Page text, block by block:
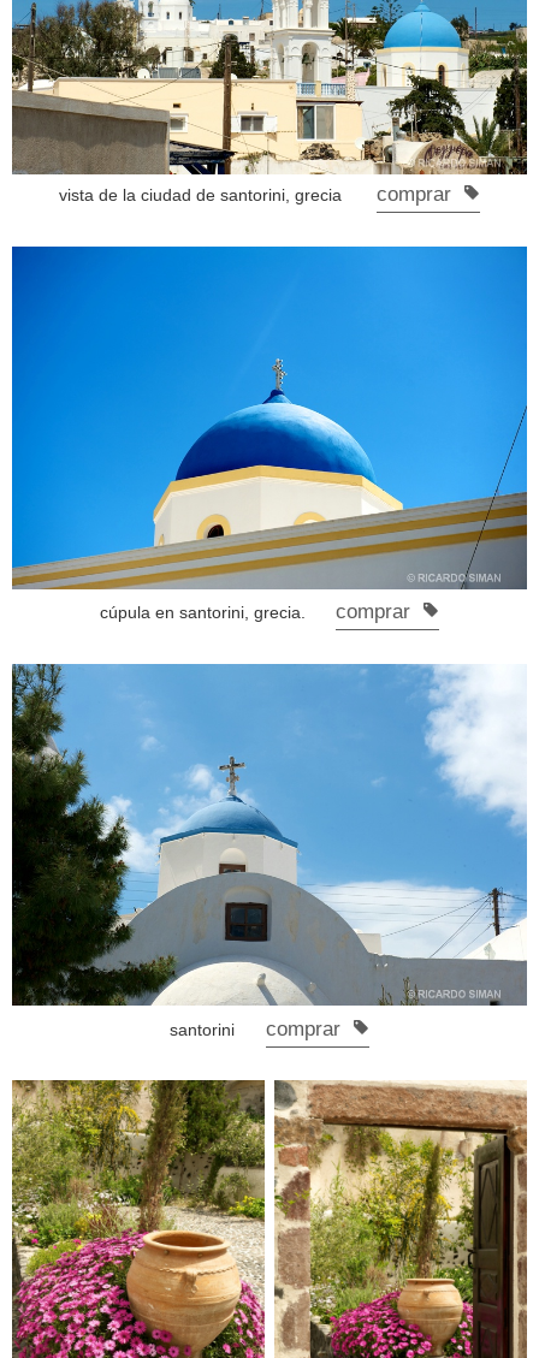
vista de la ciudad de santorini, grecia comprar
cúpula en santorini, grecia. comprar
santorini comprar